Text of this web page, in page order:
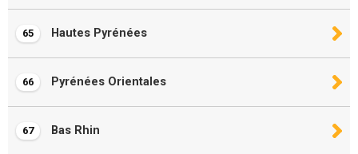
65 Hautes Pyrénées
66 Pyrénées Orientales
67 Bas Rhin